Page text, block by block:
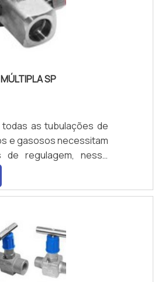
- Sólidos como grãos,
de vazão em canais
SP
as tubulações de
e gasosos necessitam
de regulagem, nesse
múltipla sp, ganha
já que desempenha
direta.Em outras
de controle de fluxos
em
de maior
da válvula manifold